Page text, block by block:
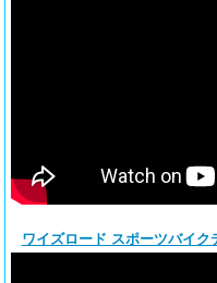
ワイズロード スポーツバイ